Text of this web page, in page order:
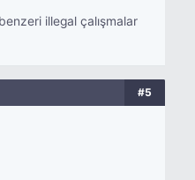
illegal çalışmalar
#5